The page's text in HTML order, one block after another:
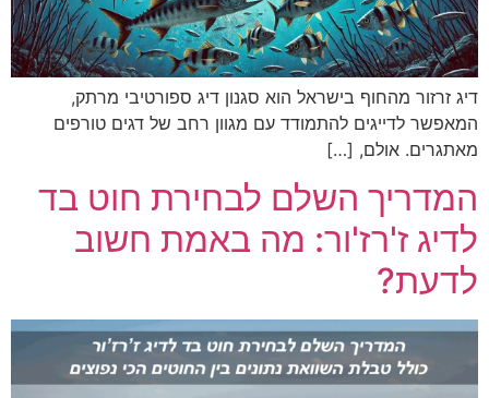
דיג זרזור מהחוף בישראל הוא סגנון דיג ספורטיבי מרתק,
המאפשר לדייגים להתמודד עם מגוון רחב של דגים טורפים
מאתגרים. אולם, […]
המדריך השלם לבחירת חוט בד
לדיג ז'רז'ור: מה באמת חשוב
לדעת?